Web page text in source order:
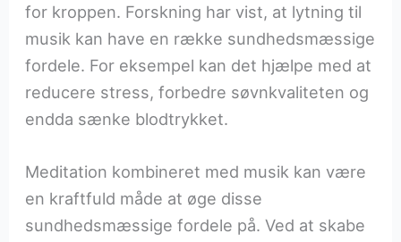
for kroppen. Forskning har vist, at lytning til
musik kan have en række sundhedsmæssige
fordele. For eksempel kan det hjælpe med at
reducere stress, forbedre søvnkvaliteten og
endda sænke blodtrykket.
Meditation kombineret med musik kan være
en kraftfuld måde at øge disse
sundhedsmæssige fordele på. Ved at skabe